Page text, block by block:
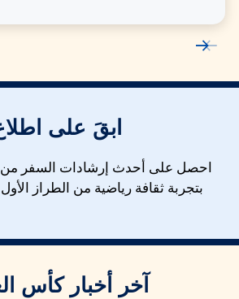
ابقَ على
بتجربة ثقافة رياضية من الطراز
آخر أخبار كأس